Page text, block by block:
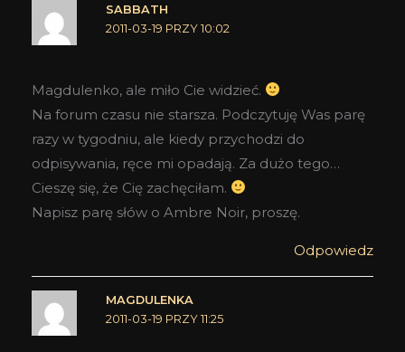
SABBATH
2011-03-19 PRZY 10:02
Magdulenko, ale miło Cie widzieć.
Na forum czasu nie starsza. Podczytuję Was parę
razy w tygodniu, ale kiedy przychodzi do
odpisywania, ręce mi opadają. Za dużo tego…
Cieszę się, że Cię zachęciłam.
Napisz parę słów o Ambre Noir, proszę.
Odpowiedz
MAGDULENKA
2011-03-19 PRZY 11:25